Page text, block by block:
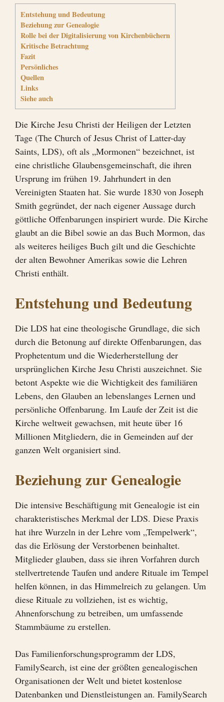
Entstehung und Bedeutung
Beziehung zur Genealogie
Rolle bei der Digitalisierung von Kirchenbüchern
Kritische Betrachtung
Fazit
Persönliches
Quellen
Links
Siehe auch
Die Kirche Jesu Christi der Heiligen der Letzten
Tage (The Church of Jesus Christ of Latter-day
Saints, LDS), oft als „Mormonen“ bezeichnet, ist
eine christliche Glaubensgemeinschaft, die ihren
Ursprung im frühen 19. Jahrhundert in den
Vereinigten Staaten hat. Sie wurde 1830 von Joseph
Smith gegründet, der nach eigener Aussage durch
göttliche Offenbarungen inspiriert wurde. Die Kirche
glaubt an die Bibel sowie an das Buch Mormon, das
als weiteres heiliges Buch gilt und die Geschichte
der alten Bewohner Amerikas sowie die Lehren
Christi enthält.
Entstehung und Bedeutung
Die LDS hat eine theologische Grundlage, die sich
durch die Betonung auf direkte Offenbarungen, das
Prophetentum und die Wiederherstellung der
ursprünglichen Kirche Jesu Christi auszeichnet. Sie
betont Aspekte wie die Wichtigkeit des familiären
Lebens, den Glauben an lebenslanges Lernen und
persönliche Offenbarung. Im Laufe der Zeit ist die
Kirche weltweit gewachsen, mit heute über 16
Millionen Mitgliedern, die in Gemeinden auf der
ganzen Welt organisiert sind.
Beziehung zur Genealogie
Die intensive Beschäftigung mit Genealogie ist ein
charakteristisches Merkmal der LDS. Diese Praxis
hat ihre Wurzeln in der Lehre vom „Tempelwerk“,
das die Erlösung der Verstorbenen beinhaltet.
Mitglieder glauben, dass sie ihren Vorfahren durch
stellvertretende Taufen und andere Rituale im Tempel
helfen können, in das Himmelreich zu gelangen. Um
diese Rituale zu vollziehen, ist es wichtig,
Ahnenforschung zu betreiben, um umfassende
Stammbäume zu erstellen.
Das Familienforschungsprogramm der LDS,
FamilySearch, ist eine der größten genealogischen
Organisationen der Welt und bietet kostenlose
Datenbanken und Dienstleistungen an. FamilySearch